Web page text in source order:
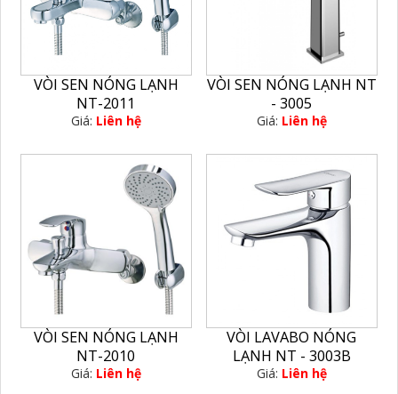
VÒI SEN NÓNG LẠNH
NT-2011
Giá: Liên hệ
VÒI SEN NÓNG LẠNH NT
- 3005
Giá: Liên hệ
VÒI SEN NÓNG LẠNH
NT-2010
Giá: Liên hệ
VÒI LAVABO NÓNG
LẠNH NT - 3003B
Giá: Liên hệ